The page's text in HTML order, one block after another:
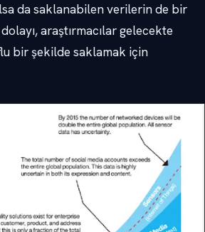
da saklanabilen verilerin de bir
dolayı, araştırmacılar gelecekte
bir şekilde saklamak için